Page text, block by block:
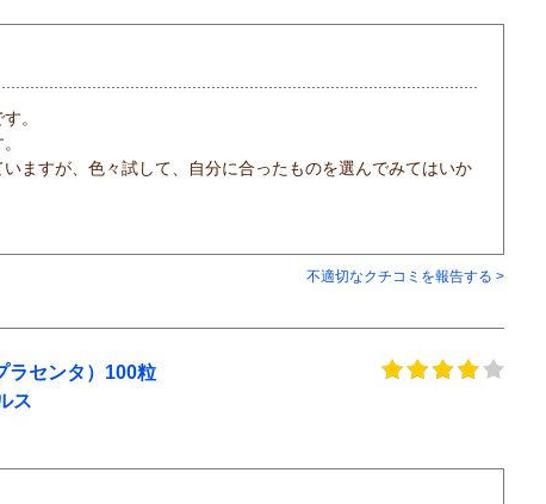
。
ますが、色々試して、自分に合ったものを選んでみてはいか
不適切なクチコミを報告する >
ラセンタ）100粒
ス